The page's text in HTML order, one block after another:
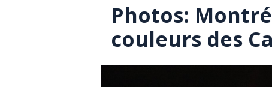
Photos:
couleurs des